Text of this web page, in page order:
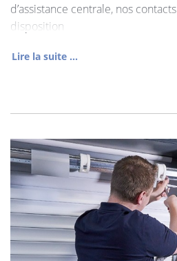
d’assistance centrale, nos
disposition
Lire la suite ...